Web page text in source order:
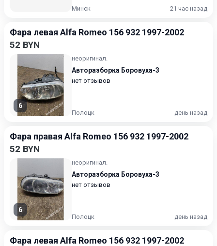
Минск 21 час назад
Фара левая Alfa Romeo 156 932 1997-2002
52 BYN
6
неоригинал.
Авторазборка Боровуха-3
нет отзывов
Полоцк день назад
Фара правая Alfa Romeo 156 932 1997-2002
52 BYN
6
неоригинал.
Авторазборка Боровуха-3
нет отзывов
Полоцк день назад
Фара левая Alfa Romeo 156 932 1997-2002